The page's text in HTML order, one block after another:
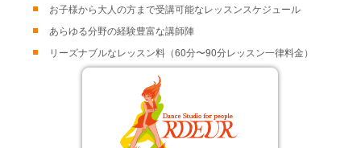
お子様から大人の方まで受講可能なレッスンスケジュール
あらゆる分野の経験豊富な講師陣
リーズナブルなレッスン料（60分〜90分レッスン一律料金）